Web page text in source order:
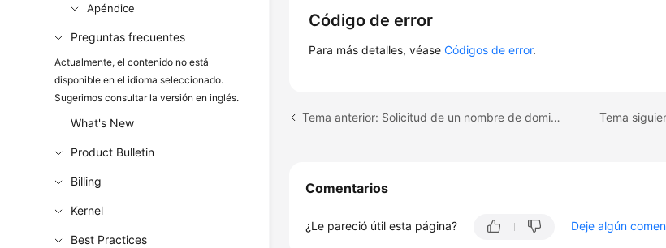
Apéndice
Preguntas frecuentes
Actualmente, el contenido no está
disponible en el idioma seleccionado.
Sugerimos consultar la versión en inglés.
What's New
Product Bulletin
Billing
Kernel
Best Practices
Código de error
Para más detalles, véaseCódigos de error.
Tema anterior: Solicitud de un nombre de dominio privado Tema
Comentarios
¿Le pareció útil esta página? Deje algún